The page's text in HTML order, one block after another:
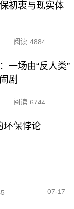
初衷与现实体
阅读 4884
一场由“反人类”
剧
阅读 6744
环保悖论
07-17